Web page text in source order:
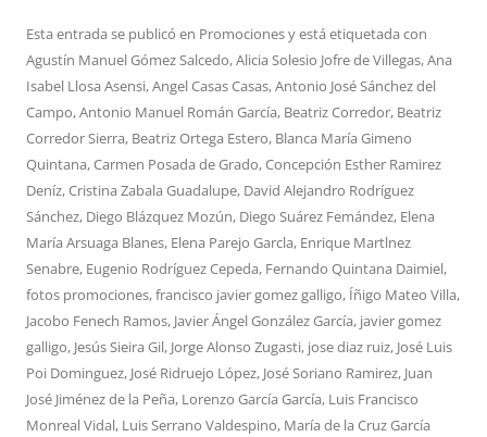
Esta entrada se publicó en Promocionesy está etiquetada con
Agustín Manuel Gómez Salcedo,Alicia Solesio Jofre de Villegas,Ana
Isabel Llosa Asensi,Angel Casas Casas,Antonio José Sánchez del
Campo,Antonio Manuel Román García, Beatriz Corredor, Beatriz
Corredor Sierra, Beatriz Ortega Estero, Blanca María Gimeno
Quintana,Carmen Posada de Grado,Concepción Esther Ramirez
Deníz,Cristina Zabala Guadalupe, David Alejandro Rodríguez
Sánchez, Diego Blázquez Mozún, Diego Suárez Femández, Elena
María Arsuaga Blanes, Elena Parejo Garcla, Enrique Martlnez
Senabre, Eugenio Rodríguez Cepeda, Fernando Quintana Daimiel,
fotos promociones,francisco javier gomez galligo, Íñigo Mateo Villa,
Jacobo Fenech Ramos, Javier Ángel González García, javier gomez
galligo, Jesús Sieira Gil, Jorge Alonso Zugasti, jose diaz ruiz, José Luis
Poi Dominguez, José Ridruejo López, José Soriano Ramirez, Juan
José Jiménez de la Peña, Lorenzo García García, Luis Francisco
Monreal Vidal, Luis Serrano Valdespino, María de la Cruz García